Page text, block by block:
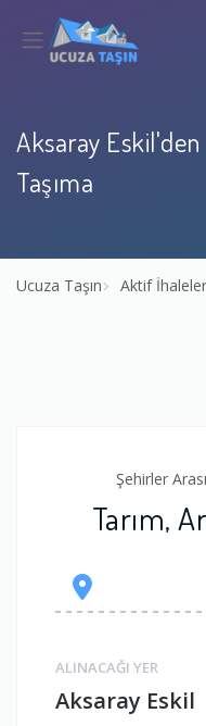
Aksaray
Taşıma
Ucuza Taşın Aktif İhaleler
Şehirler
Tarım,
ALINACAĞI YER
Aksaray Eskil